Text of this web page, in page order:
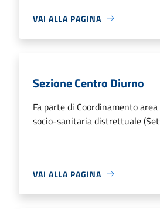
VAI ALLA PAGINA
Sezione Centro Diurno
Fa parte di Coordinamento
socio-sanitaria distrettuale
VAI ALLA PAGINA